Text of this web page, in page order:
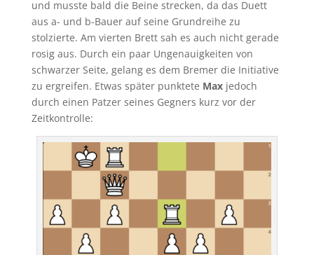
und musste bald die Beine strecken, da das Duett
aus a- und b-Bauer auf seine Grundreihe zu
stolzierte. Am vierten Brett sah es auch nicht gerade
rosig aus. Durch ein paar Ungenauigkeiten von
schwarzer Seite, gelang es dem Bremer die Initiative
zu ergreifen. Etwas später punktete Maxjedoch
durch einen Patzer seines Gegners kurz vor der
Zeitkontrolle: